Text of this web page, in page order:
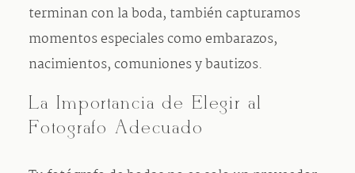
terminan con la boda, también capturamos
momentos especiales como embarazos,
nacimientos, comuniones y bautizos.
La Importancia de Elegir al
Fotógrafo Adecuado